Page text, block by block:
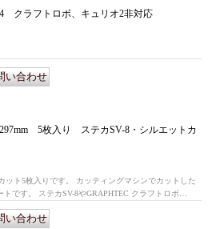
クラフトロボ、キュリオ2非対応
5枚入り ステカSV-8・シルエットカ
ト5枚入りです。 カッティングマシンでカットした
です。 ステカSV-8やGRAPHTEC クラフトロボ…